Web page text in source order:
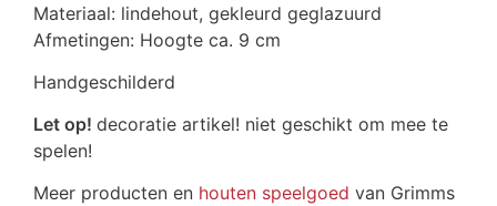
Materiaal: lindehout, gekleurd geglazuurd
Afmetingen: Hoogte ca. 9 cm
Handgeschilderd
Let op! decoratie artikel! niet geschikt om mee te
spelen!
Meer producten en houten speelgoed van Grimms